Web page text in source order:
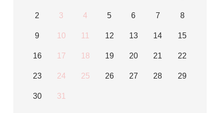
2 3 4 5 6 7 8
9 10 11 12 13 14 15
16 17 18 19 20 21 22
23 24 25 26 27 28 29
30 31